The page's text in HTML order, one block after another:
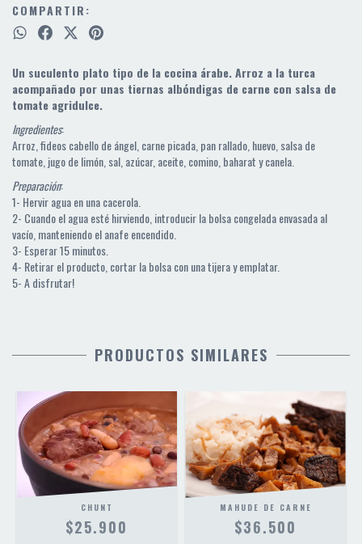
COMPARTIR:
Un suculento plato tipo de la cocina árabe. Arroz a la turca
acompañado por unas tiernas albóndigas de carne con salsa de
tomate agridulce.
Ingredientes:
Arroz, fideos cabello de ángel, carne picada, pan rallado, huevo, salsa de
tomate, jugo de limón, sal, azúcar, aceite, comino, baharat y canela.
Preparación:
1- Hervir agua en una cacerola.
2- Cuando el agua esté hirviendo, introducir la bolsa congelada envasada al
vacío, manteniendo el anafe encendido.
3- Esperar 15 minutos.
4- Retirar el producto, cortar la bolsa con una tijera y emplatar.
5- A disfrutar!
PRODUCTOS SIMILARES
CHUNT
$25.900
MAHUDE DE CARNE
$36.500